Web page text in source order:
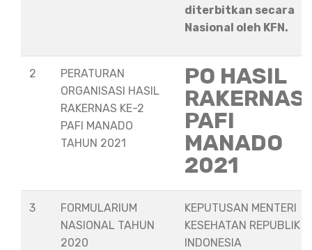
diterbitkan secara
Nasional oleh KFN.
2
PERATURAN
ORGANISASI HASIL
RAKERNAS KE-2
PAFI MANADO
TAHUN 2021
PO HASIL
RAKERNAS
PAFI
MANADO
2021
3
FORMULARIUM
NASIONAL TAHUN
2020
KEPUTUSAN MENTERI
KESEHATAN REPUBLIK
INDONESIA